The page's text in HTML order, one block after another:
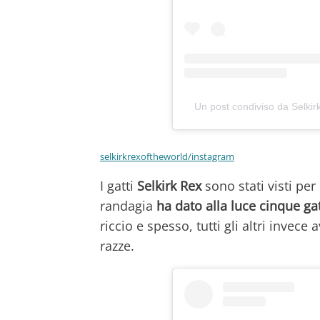
Un post condiviso da
selkirkrexoftheworld/instagram
I gatti Selkirk Rexsono stati visti per
randagia ha dato alla luce cinque
riccio e spesso, tutti gli altri invece
razze.